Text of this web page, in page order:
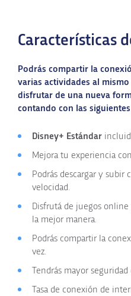
Características
Podrás compartir la
varias actividades al
disfrutar de una nueva
contando con las
Disney+ Estándar
Mejora tu experiencia
Podrás descargar y subir
velocidad.
Disfrutá de juegos
la mejor manera.
Podrás compartir la
vez.
Tendrás mayor
Tasa de conexión de